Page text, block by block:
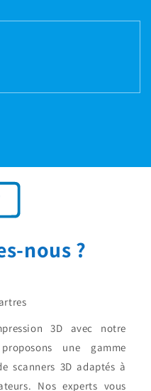
nous ?
3D avec notre
une gamme
scanners 3D adaptés à
Nos experts vous